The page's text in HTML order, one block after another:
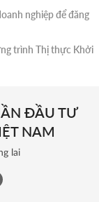
nghiệp để đăng
trình Thị thực Khởi
ĐẦU TƯ
NAM
lai